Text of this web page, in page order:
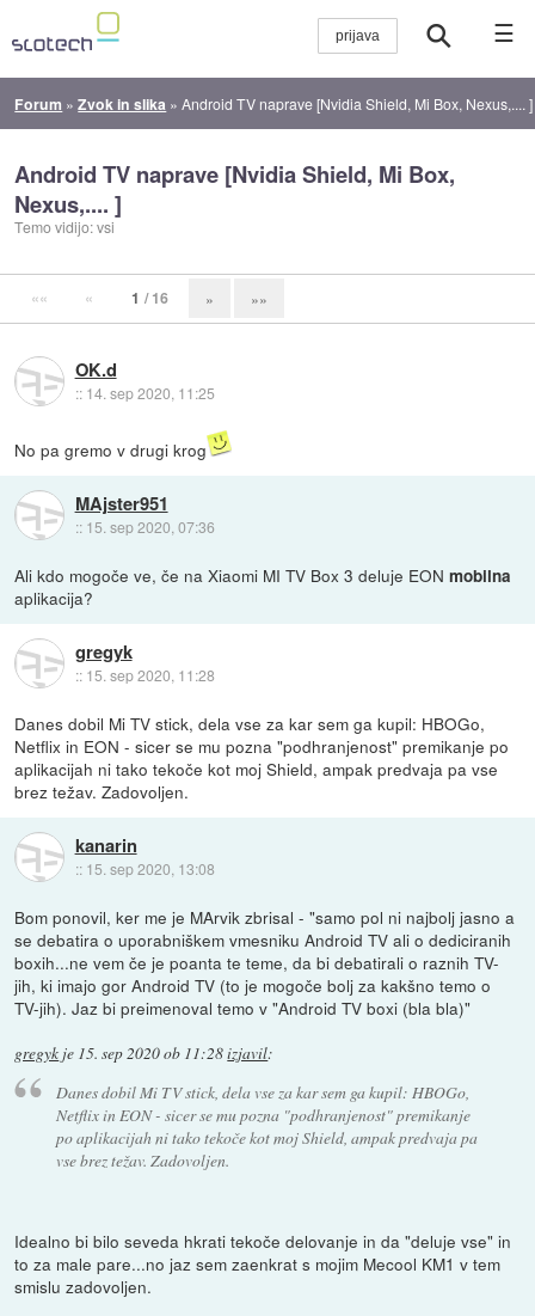
☰
Forum »Zvok in slika »Android TV naprave [Nvidia Shield, Mi Box, Nexus,.... ]
Android TV naprave [Nvidia Shield, Mi Box,
Nexus,.... ]
Temo vidijo: vsi
«« « 1 / 16 » »»
OK.d
:: 14. sep 2020, 11:25
No pa gremo v drugi krog
MAjster951
:: 15. sep 2020, 07:36
Ali kdo mogoče ve, če na Xiaomi MI TV Box 3 deluje EONmobilna
aplikacija?
gregyk
:: 15. sep 2020, 11:28
Danes dobil Mi TV stick, dela vse za kar sem ga kupil: HBOGo,
Netflix in EON - sicer se mu pozna "podhranjenost" premikanje po
aplikacijah ni tako tekoče kot moj Shield, ampak predvaja pa vse
brez težav. Zadovoljen.
kanarin
:: 15. sep 2020, 13:08
Bom ponovil, ker me je MArvik zbrisal - "samo pol ni najbolj jasno a
se debatira o uporabniškem vmesniku Android TV ali o dediciranih
boxih...ne vem če je poanta te teme, da bi debatirali o raznih TV-
jih, ki imajo gor Android TV (to je mogoče bolj za kakšno temo o
TV-jih). Jaz bi preimenoval temo v "Android TV boxi (bla bla)"
gregyk je 15. sep 2020 ob 11:28izjavil:
Danes dobil Mi TV stick, dela vse za kar sem ga kupil: HBOGo,
Netflix in EON - sicer se mu pozna "podhranjenost" premikanje
po aplikacijah ni tako tekoče kot moj Shield, ampak predvaja pa
vse brez težav. Zadovoljen.
Idealno bi bilo seveda hkrati tekoče delovanje in da "deluje vse" in
to za male pare...no jaz sem zaenkrat s mojim Mecool KM1 v tem
smislu zadovoljen.